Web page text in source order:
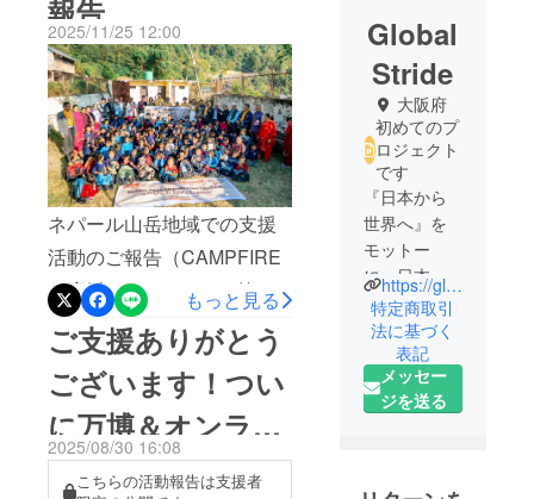
報告
2025/11/25 12:00
ネパール山岳地域での支援
活動のご報告（CAMPFIRE
で応援してくださった皆さ
まへ）このプロジェクト
は、CAMPFIREから始まり
ました。あの時、まだ形に
なっていなかった “ネパール
の子どもたちのための取り
組み” が、皆さまの応援に
もっと見る
ご支援ありがとう
ございます！つい
に万博＆オンライ
ン販売スタート
2025/08/30 16:08
こちらの活動報告は支援者
Global
Stride
大阪府
初めてのプ
ロジェクト
です
『日本から
世界へ』を
モットー
に、日本と
世界をつな
ぐ貿易事業
を展開する
株式会社
Global Stride
れました。
https://globalstride.jp
特定商取引
法に基づく
表記
メッセー
ジを送る